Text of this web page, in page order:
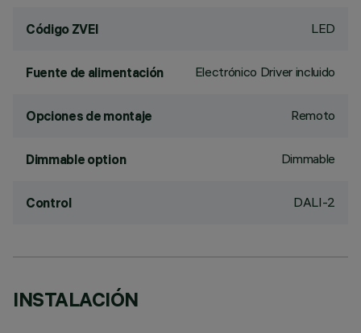
Código ZVEI LED
Fuente de alimentación Electrónico Driver incluido
Opciones de montaje Remoto
Dimmable option Dimmable
Control DALI-2
INSTALACIÓN